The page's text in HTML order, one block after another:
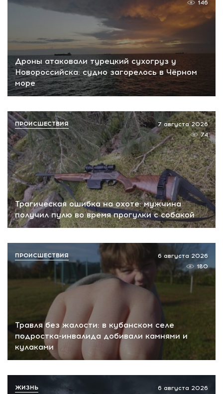
Дроны атаковали турецкий сухогруз у
Новороссийска: судно загорелось в Чёрном
море
146
Трагическая ошибка на охоте: мужчина
получил пулю во время прогулки с собакой
7 августа 2026
74
ПРОИСШЕСТВИЯ
Травля без жалости: в кубанском селе
подростка-инвалида добивали камнями и
кулаками
6 августа 2026
180
ПРОИСШЕСТВИЯ
6 августа 2026
ЖИЗНЬ